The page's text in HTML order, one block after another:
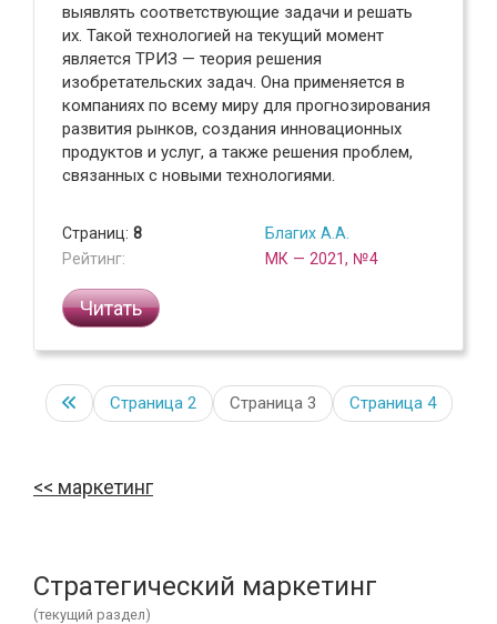
выявлять соответствующие задачи и решать
их. Такой технологией на текущий момент
является ТРИЗ — теория решения
изобретательских задач. Она применяется в
компаниях по всему миру для прогнозирования
развития рынков, создания инновационных
продуктов и услуг, а также решения проблем,
связанных с новыми технологиями.
Страниц: 8
Рейтинг:
Благих А.А.
МК — 2021, №4
Читать
Страница 2 Страница 3 Страница 4
маркетинг
Стратегический маркетинг
(текущий раздел)